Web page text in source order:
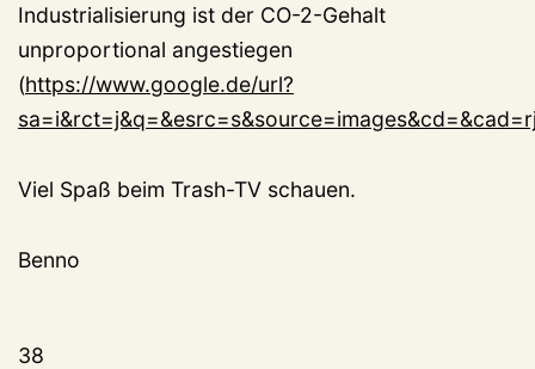
Industrialisierung ist der CO-2-Gehalt
unproportional angestiegen
(https://www.google.de/url?
Viel Spaß beim Trash-TV schauen.
Benno
38